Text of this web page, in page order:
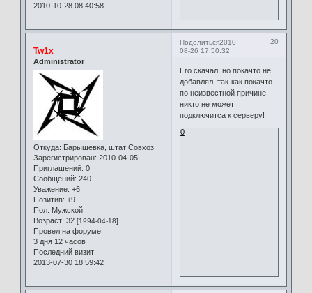
2010-10-28 08:40:58
Поделиться 20
2010-
08-26 17:50:32
Tw1x
Administrator
Откуда: Барышевка, штат Совхоз.
Зарегистрирован: 2010-04-05
Приглашений: 0
Сообщений: 240
Уважение: +6
Позитив: +9
Пол: Мужской
Возраст: 32 [1994-04-18]
Провел на форуме:
3 дня 12 часов
Последний визит:
2013-07-30 18:59:42
Его скачал, но покачто не
добавлял, так-как покачто
по неизвестной причине
никто не может
подключитса к серверу!
0